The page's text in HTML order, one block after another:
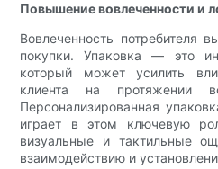
Повышение вовлеченности и
Вовлеченность потребителя
покупки. Упаковка — это
который может усилить
клиента на протяжении
Персонализированная
играет в этом ключевую
визуальные и тактильные
взаимодействию и